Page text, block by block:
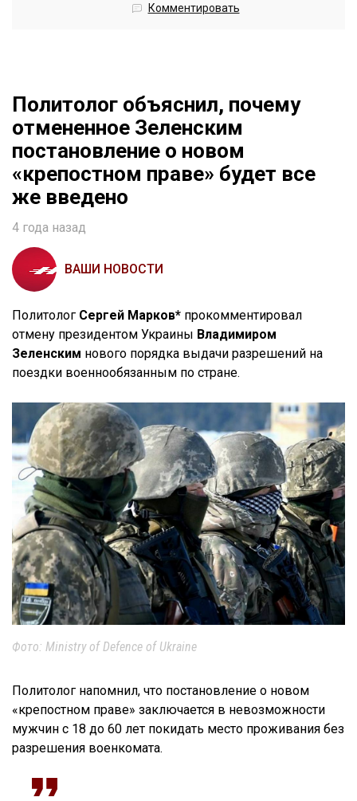
Комментировать
Политолог объяснил, почему
отмененное Зеленским
постановление о новом
«крепостном праве» будет все
же введено
4 года назад
ВАШИ НОВОСТИ
Политолог Сергей Марков* прокомментировал
отмену президентом Украины Владимиром
Зеленским нового порядка выдачи разрешений на
поездки военнообязанным по стране.
Фото: Ministry of Defence of Ukraine
Политолог напомнил, что постановление о новом
«крепостном праве» заключается в невозможности
мужчин с 18 до 60 лет покидать место проживания без
разрешения военкомата.